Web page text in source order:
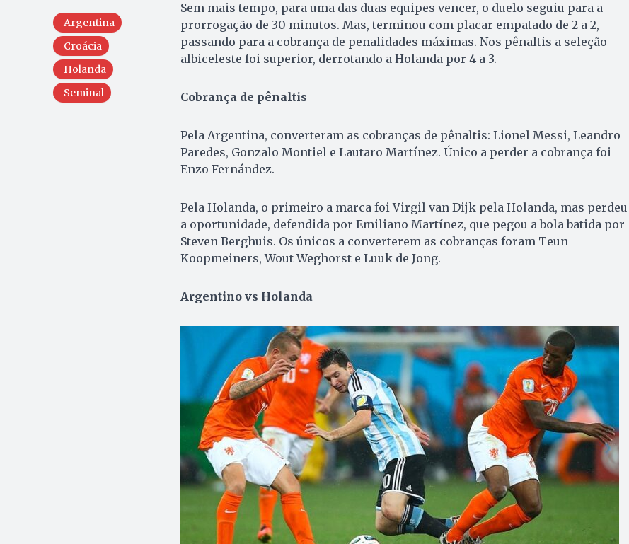
Argentina
Croácia
Holanda
Seminal
Sem mais tempo, para uma das duas equipes vencer, o duelo seguiu para a
prorrogação de 30 minutos. Mas, terminou com placar empatado de 2 a 2,
passando para a cobrança de penalidades máximas. Nos pênaltis a seleção
albiceleste foi superior, derrotando a Holanda por 4 a 3.
Cobrança de pênaltis
Pela Argentina, converteram as cobranças de pênaltis: Lionel Messi, Leandro
Paredes, Gonzalo Montiel e Lautaro Martínez. Único a perder a cobrança foi
Enzo Fernández.
Pela Holanda, o primeiro a marca foi Virgil van Dijk pela Holanda, mas perdeu
a oportunidade, defendida por Emiliano Martínez, que pegou a bola batida por
Steven Berghuis. Os únicos a converterem as cobranças foram Teun
Koopmeiners, Wout Weghorst e Luuk de Jong.
Argentino vs Holanda